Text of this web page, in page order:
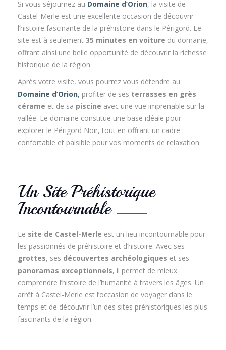
Si vous séjournez au Domaine d’Orion, la visite de
Castel-Merle est une excellente occasion de découvrir
l’histoire fascinante de la préhistoire dans le Périgord. Le
site est à seulement 35 minutes en voiture du domaine,
offrant ainsi une belle opportunité de découvrir la richesse
historique de la région.
Après votre visite, vous pourrez vous détendre au
Domaine d’Orion, profiter de ses terrasses en grès
cérame et de sa piscine avec une vue imprenable sur la
vallée. Le domaine constitue une base idéale pour
explorer le Périgord Noir, tout en offrant un cadre
confortable et paisible pour vos moments de relaxation.
Un Site Préhistorique
Incontournable
Le site de Castel-Merle est un lieu incontournable pour
les passionnés de préhistoire et d’histoire. Avec ses
grottes, ses découvertes archéologiques et ses
panoramas exceptionnels, il permet de mieux
comprendre l’histoire de l’humanité à travers les âges. Un
arrêt à Castel-Merle est l’occasion de voyager dans le
temps et de découvrir l’un des sites préhistoriques les plus
fascinants de la région.